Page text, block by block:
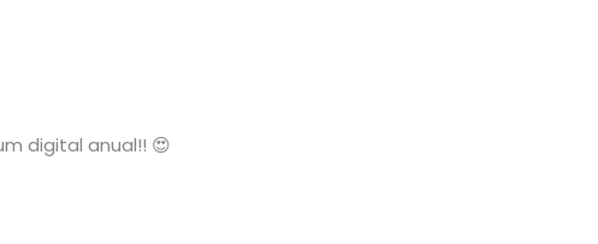
digital anual!! 😍